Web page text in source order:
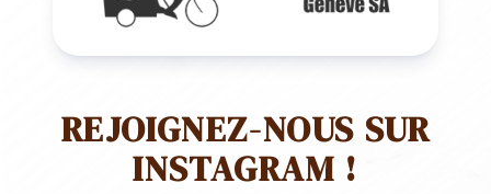
REJOIGNEZ-NOUS SUR
INSTAGRAM !